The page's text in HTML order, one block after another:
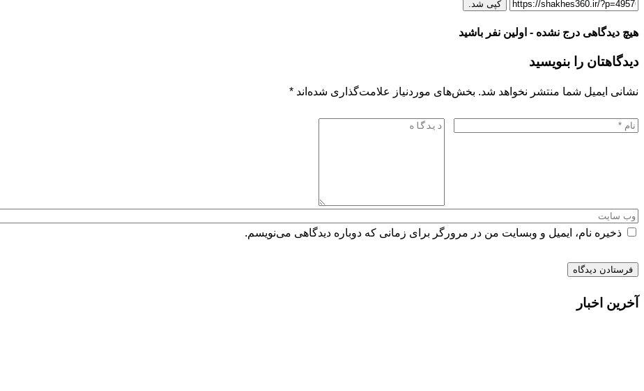
کپی شد.
هیچ دیدگاهی درج نشده - اولین نفر باشید
دیدگاهتان را بنویسید
نشانی ایمیل شما منتشر نخواهد شد. بخش‌های موردنیاز علامت‌گذاری شده‌اند *
ذخیره نام، ایمیل و وبسایت من در مرورگر برای زمانی که دوباره دیدگاهی می‌نویسم.
آخرین اخبار